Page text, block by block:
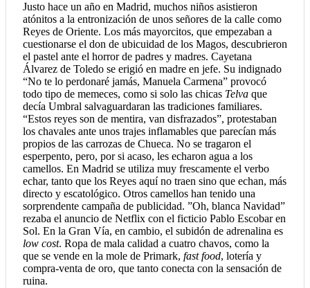
Justo hace un año en Madrid, muchos niños asistieron
atónitos a la entronización de unos señores de la calle como
Reyes de Oriente. Los más mayorcitos, que empezaban a
cuestionarse el don de ubicuidad de los Magos, descubrieron
el pastel ante el horror de padres y madres. Cayetana
Álvarez de Toledo se erigió en madre en jefe. Su indignado
“No te lo perdonaré jamás, Manuela Carmena” provocó
todo tipo de memeces, como si solo las chicas Telva que
decía Umbral salvaguardaran las tradiciones familiares.
“Estos reyes son de mentira, van disfrazados”, protestaban
los chavales ante unos trajes inflamables que parecían más
propios de las carrozas de Chueca. No se tragaron el
esperpento, pero, por si acaso, les echaron agua a los
camellos. En Madrid se utiliza muy frescamente el verbo
echar, tanto que los Reyes aquí no traen sino que echan, más
directo y escatológico. Otros camellos han tenido una
sorprendente campaña de publicidad. ”Oh, blanca Navidad”
rezaba el anuncio de Netflix con el ficticio Pablo Escobar en
Sol. En la Gran Vía, en cambio, el subidón de adrenalina es
low cost. Ropa de mala calidad a cuatro chavos, como la
que se vende en la mole de Primark, fast food, lotería y
compra-venta de oro, que tanto conecta con la sensación de
ruina.